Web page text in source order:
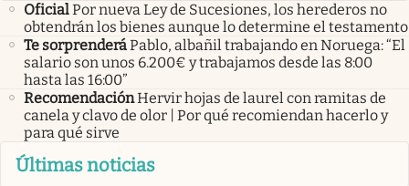
OficialPor nueva Ley de Sucesiones, los herederos no
obtendrán los bienes aunque lo determine el testamento
Te sorprenderáPablo, albañil trabajando en Noruega: “El
salario son unos 6.200€ y trabajamos desde las 8:00
hasta las 16:00”
RecomendaciónHervir hojas de laurel con ramitas de
canela y clavo de olor | Por qué recomiendan hacerlo y
para qué sirve
Últimas noticias